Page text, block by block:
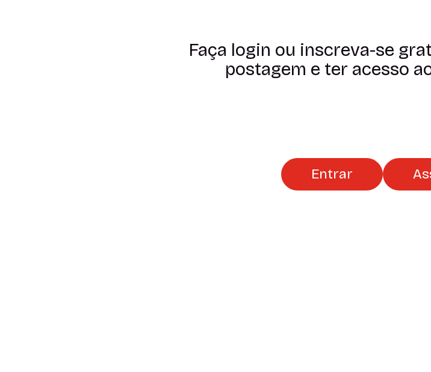
Faça login ou inscreva-se
postagem e ter acesso
Entrar